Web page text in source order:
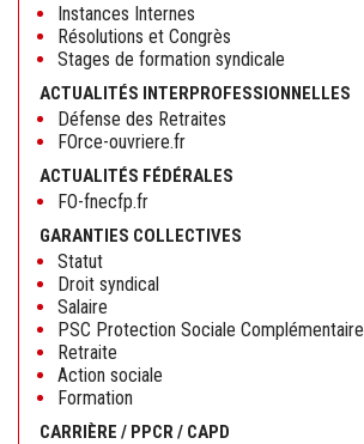
Instances Internes
Résolutions et Congrès
Stages de formation syndicale
ACTUALITÉS INTERPROFESSIONNELLES
Défense des Retraites
FOrce-ouvriere.fr
ACTUALITÉS FÉDÉRALES
FO-fnecfp.fr
GARANTIES COLLECTIVES
Statut
Droit syndical
Salaire
PSC Protection Sociale Complémentaire
Retraite
Action sociale
Formation
CARRIÈRE / PPCR / CAPD